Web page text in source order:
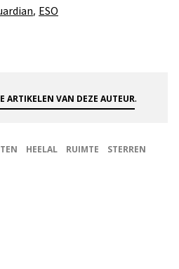
, ESO
ARTIKELEN VAN DEZE AUTEUR.
HEELAL RUIMTE
STERREN